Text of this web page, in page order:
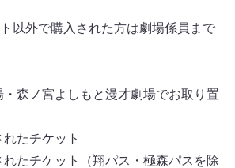
以外で購入された方は劇場係員まで
・森ノ宮よしもと漫才劇場でお取り置
れたチケット
れたチケット（翔パス・極森パスを除